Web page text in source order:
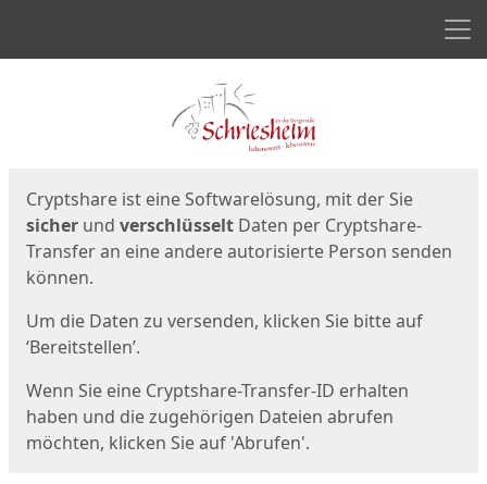
Cryptshare ist eine Softwarelösung, mit der Sie
sicher und verschlüsselt Daten per Cryptshare-
Transfer an eine andere autorisierte Person senden
können.
Um die Daten zu versenden, klicken Sie bitte auf
‘Bereitstellen’.
Wenn Sie eine Cryptshare-Transfer-ID erhalten
haben und die zugehörigen Dateien abrufen
möchten, klicken Sie auf 'Abrufen'.